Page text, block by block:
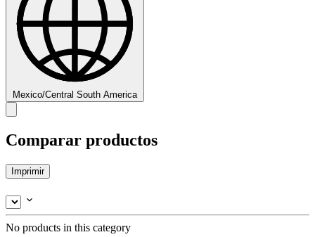
Mexico/Central South America
Comparar productos
Imprimir
No products in this category